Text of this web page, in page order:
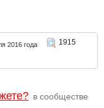
2016 года
1915
в сообществе